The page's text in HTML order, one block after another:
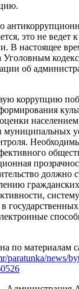
это не
В настоящее
Уголовным
об
коррупцию
населением
муниципальных
должно
по материалам
paratunka/news/